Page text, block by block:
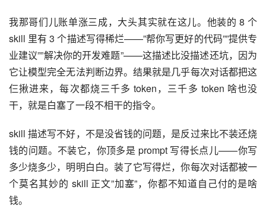
我那哥们儿账单涨三成，大头其实就在这儿。他装的 8 个
skill 里有 3 个描述写得稀烂——”帮你写更好的代码””提供专
业建议””解决你的开发难题”——这描述比没描述还坑，因为
它让模型完全无法判断边界。结果就是几乎每次对话都把这
仨揪进来，每次都烧三千多 token，三千多 token 啥也没
干，就是白塞了一段不相干的指令。
skill 描述写不好，不是没省钱的问题，是反过来比不装还烧
钱的问题。不装它，你顶多是 prompt 写得长点儿——你写
多少烧多少，明明白白。装了它写得烂，你每次对话都被一
个莫名其妙的 skill 正文”加塞”，你都不知道自己付的是啥
钱。